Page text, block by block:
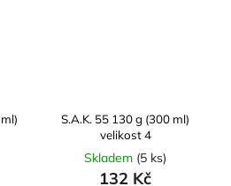
S.A.K. 55 130 g (300 ml)
velikost 4
Skladem (5 ks)
132 Kč